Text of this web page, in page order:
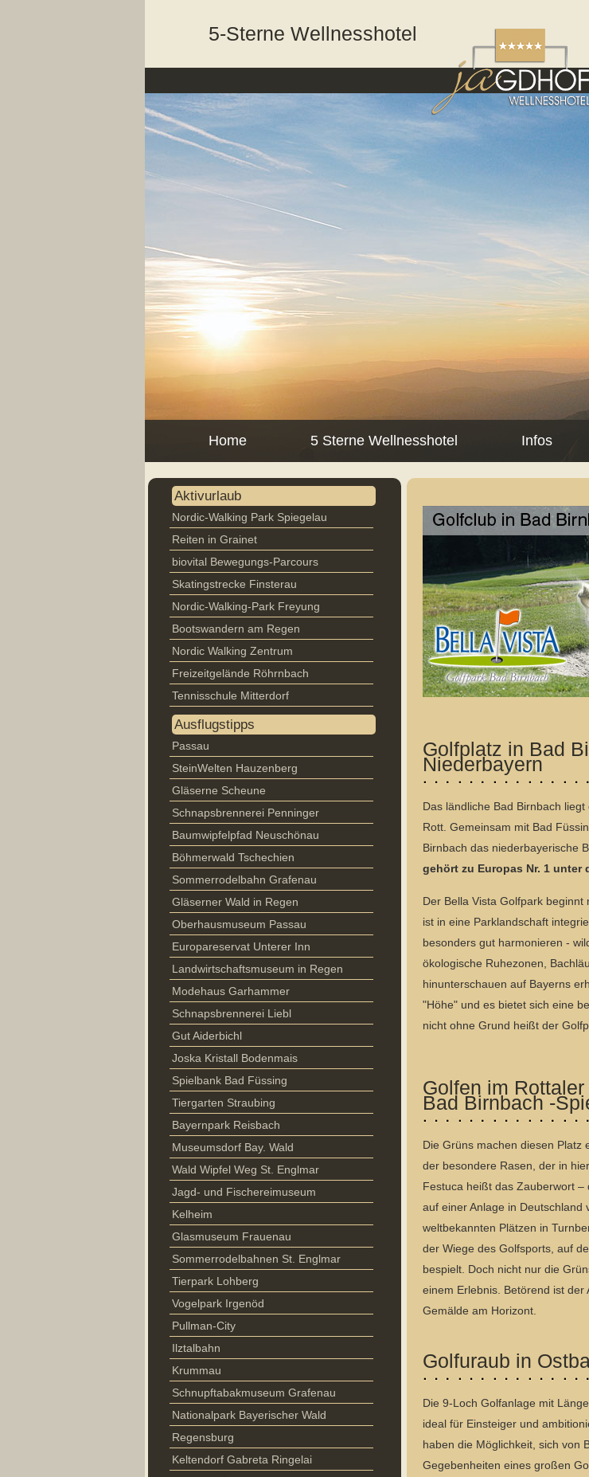
5-Sterne Wellnesshotel
Home 5 Sterne Wellnesshotel Infos
Aktivurlaub
Nordic-Walking Park Spiegelau
Reiten in Grainet
biovital Bewegungs-Parcours
Skatingstrecke Finsterau
Nordic-Walking-Park Freyung
Bootswandern am Regen
Nordic Walking Zentrum
Freizeitgelände Röhrnbach
Tennisschule Mitterdorf
Ausflugstipps
Passau
SteinWelten Hauzenberg
Gläserne Scheune
Schnapsbrennerei Penninger
Baumwipfelpfad Neuschönau
Böhmerwald Tschechien
Sommerrodelbahn Grafenau
Gläserner Wald in Regen
Oberhausmuseum Passau
Europareservat Unterer Inn
Landwirtschaftsmuseum in Regen
Modehaus Garhammer
Schnapsbrennerei Liebl
Gut Aiderbichl
Joska Kristall Bodenmais
Spielbank Bad Füssing
Tiergarten Straubing
Bayernpark Reisbach
Museumsdorf Bay. Wald
Wald Wipfel Weg St. Englmar
Jagd- und Fischereimuseum
Kelheim
Glasmuseum Frauenau
Sommerrodelbahnen St. Englmar
Tierpark Lohberg
Vogelpark Irgenöd
Pullman-City
Ilztalbahn
Krummau
Schnupftabakmuseum Grafenau
Nationalpark Bayerischer Wald
Regensburg
Keltendorf Gabreta Ringelai
Golfplatz in Bad
Niederbayern
Das ländliche Bad Birnbach
Rott. Gemeinsam mit Bad
Birnbach das niederbayerische
gehört zu Europas Nr. 1 unter
Der Bella Vista Golfpark
ist in eine Parklandschaft
besonders gut harmonieren -
ökologische Ruhezonen,
hinunterschauen auf Bayerns
"Höhe" und es bietet sich eine
nicht ohne Grund heißt der
Golfen im
Bad Birnbach -
Die Grüns machen diesen Platz
der besondere Rasen, der in
Festuca heißt das Zauberwort
auf einer Anlage in Deutschland
weltbekannten Plätzen in
der Wiege des Golfsports, auf
bespielt. Doch nicht nur die
einem Erlebnis. Betörend ist
Gemälde am Horizont.
Golfuraub in
Die 9-Loch Golfanlage mit
ideal für Einsteiger und
haben die Möglichkeit, sich von
Gegebenheiten eines großen